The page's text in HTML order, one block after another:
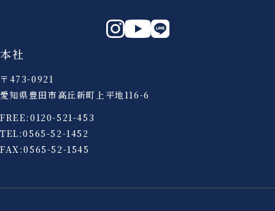
本社
〒473-0921
愛知県豊田市高丘新町上平地116-6
FREE: 0120-521-453
TEL:0565-52-1452
FAX:0565-52-1545